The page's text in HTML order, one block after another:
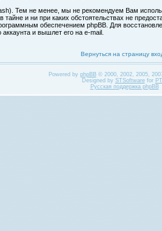
Тем не менее, мы не рекомендуем Вам
и ни при каких обстоятельствах не
обеспечением phpBB. Для
и вышлет его на e-mail.
Вернуться на страницу
Powered by phpBB© 2000, 2002, 2005,
Designed by STSoftwarefor
Русская поддержка phpBB